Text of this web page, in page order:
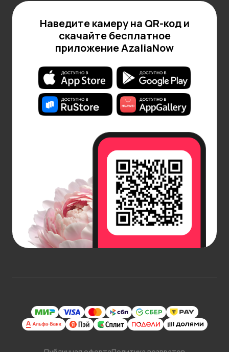
Наведите камеру на QR-код и
скачайте бесплатное
приложение AzaliaNow